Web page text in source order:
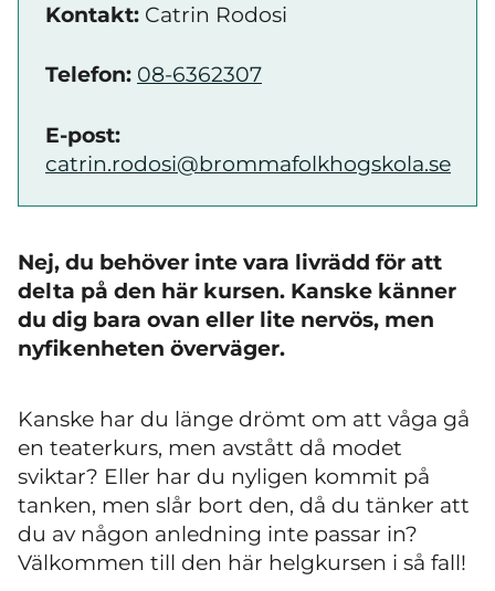
Kontakt: Catrin Rodosi
Telefon: 08-6362307
E-post:
catrin.rodosi@brommafolkhogskola.se
Nej, du behöver inte vara livrädd för att
delta på den här kursen. Kanske känner
du dig bara ovan eller lite nervös, men
nyfikenheten överväger.
Kanske har du länge drömt om att våga gå
en teaterkurs, men avstått då modet
sviktar? Eller har du nyligen kommit på
tanken, men slår bort den, då du tänker att
du av någon anledning inte passar in?
Välkommen till den här helgkursen i så fall!